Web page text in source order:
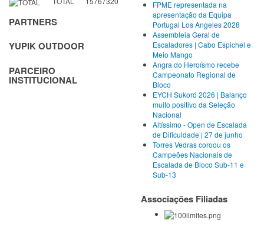
PARTNERS
YUPIK OUTDOOR
PARCEIRO
INSTITUCIONAL
FPME representada na
apresentação da Equipa
Portugal Los Angeles 2028
Assembleia Geral de
Escaladores | Cabo Espichel e
Meio Mango
Angra do Heroísmo recebe
Campeonato Regional de
Bloco
EYCH Sukoró 2026 | Balanço
muito positivo da Seleção
Nacional
Altíssimo - Open de Escalada
de Dificuldade | 27 de junho
Torres Vedras coroou os
Campeões Nacionais de
Escalada de Bloco Sub-11 e
Sub-13
Associações Filiadas